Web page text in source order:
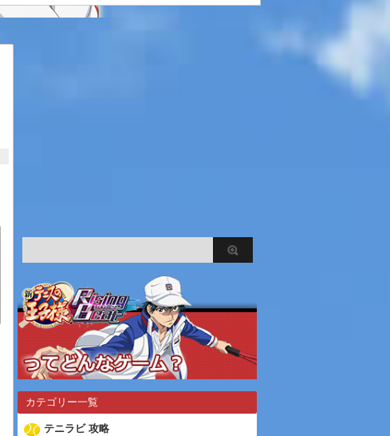
カテゴリー一覧
テニラビ 攻略